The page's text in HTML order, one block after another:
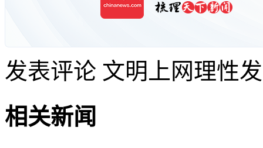
发表评论 文明上网理性
相关新闻